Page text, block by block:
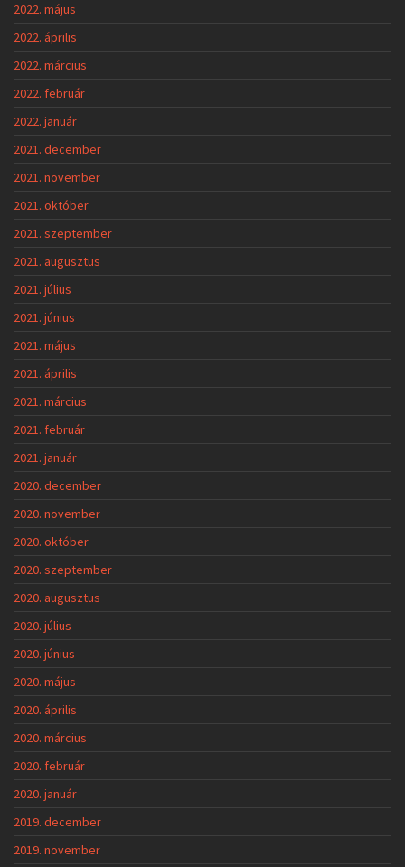
2022. május
2022. április
2022. március
2022. február
2022. január
2021. december
2021. november
2021. október
2021. szeptember
2021. augusztus
2021. július
2021. június
2021. május
2021. április
2021. március
2021. február
2021. január
2020. december
2020. november
2020. október
2020. szeptember
2020. augusztus
2020. július
2020. június
2020. május
2020. április
2020. március
2020. február
2020. január
2019. december
2019. november